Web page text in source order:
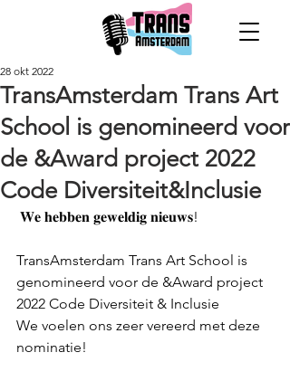
TransAmsterdam Trans Art
School is genomineerd voor
de &Award project 2022
Code Diversiteit&Inclusie
28 okt 2022
𝐖𝐞 𝐡𝐞𝐛𝐛𝐞𝐧 𝐠𝐞𝐰𝐞𝐥𝐝𝐢𝐠 𝐧𝐢𝐞𝐮𝐰𝐬!
TransAmsterdam Trans Art School is
genomineerd voor de &Award project
2022 Code Diversiteit & Inclusie
We voelen ons zeer vereerd met deze
nominatie!